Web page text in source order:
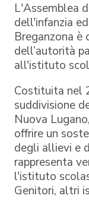
L'Assemblea
dell'infanzia
Breganzona
dell’autorità
all'istituto
Costituita nel
suddivisione
Nuova
offrire un
degli allievi e
rappresenta
l'istituto
Genitori, altri